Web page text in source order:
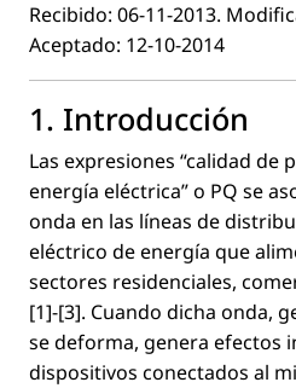
Recibido: 06-11-2013.
Aceptado: 12-10-2014
1. Introducción
Las expresiones “calidad de
energía eléctrica” o PQ se
onda en las líneas de
eléctrico de energía que
sectores residenciales,
[1]-[3]. Cuando dicha onda,
se deforma, genera efectos
dispositivos conectados al